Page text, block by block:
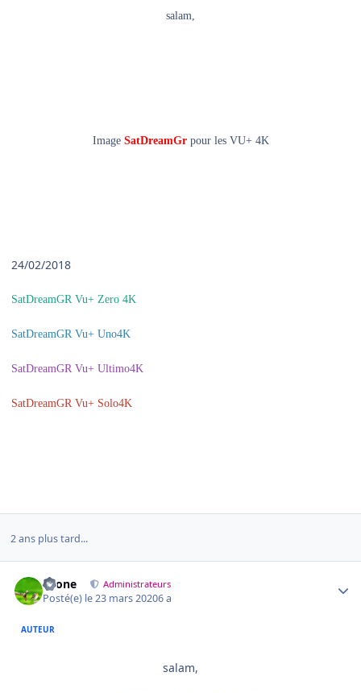
salam,
Image SatDreamGrpour les VU+ 4K
24/02/2018
SatDreamGR Vu+ Zero 4K
SatDreamGR Vu+ Uno4K
SatDreamGR Vu+ Ultimo4K
SatDreamGR Vu+ Solo4K
2 ans plus tard...
chone Administrateurs
Posté(e) le 23 mars 20206 a
AUTEUR
salam,